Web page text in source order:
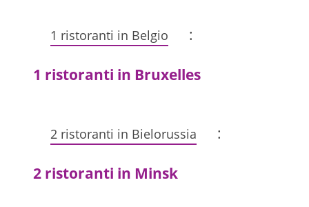
1 ristoranti in Belgio :
1 ristoranti in Bruxelles
2 ristoranti in Bielorussia :
2 ristoranti in Minsk